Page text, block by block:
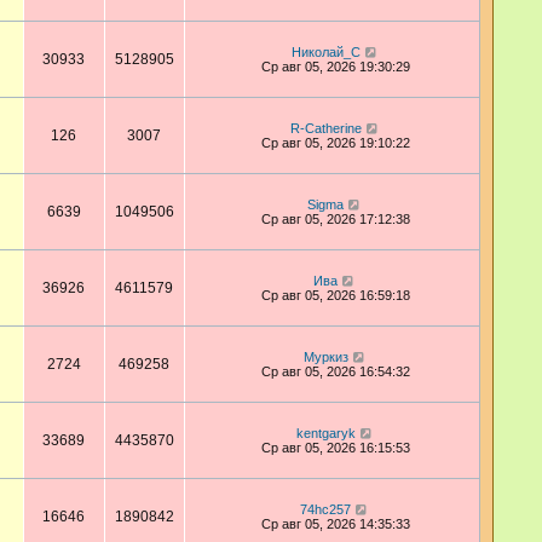
30933 5128905
Николай_С
Ср авг 05, 2026 19:30:29
126 3007
R-Catherine
Ср авг 05, 2026 19:10:22
6639 1049506
Sigma
Ср авг 05, 2026 17:12:38
36926 4611579
Ива
Ср авг 05, 2026 16:59:18
2724 469258
Муркиз
Ср авг 05, 2026 16:54:32
33689 4435870
kentgaryk
Ср авг 05, 2026 16:15:53
16646 1890842
74hc257
Ср авг 05, 2026 14:35:33